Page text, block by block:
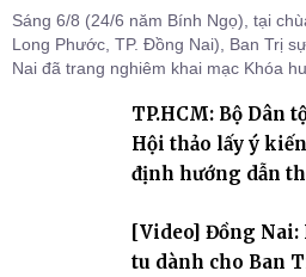
Sáng 6/8 (24/6 năm Bính Ngọ), tại
Long Phước, TP. Đồng Nai), Ban Trị
Nai đã trang nghiêm khai mạc Khóa
chỗ khu vực VII, VIII và trường hạ
TP.HCM: Bộ Dân
Hội thảo lấy ý
định hướng dẫn
[Video] Đồng
tu dành cho Ban